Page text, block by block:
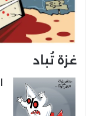
غزة تُباد